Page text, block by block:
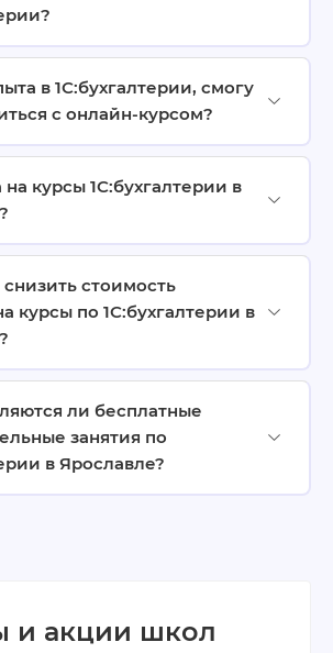
в 1С:бухгалтерии, смогу
с онлайн-курсом?
на курсы 1С:бухгалтерии в
стоимость
курсы по 1С:бухгалтерии в
ли бесплатные
занятия по
в Ярославле?
и акции школ